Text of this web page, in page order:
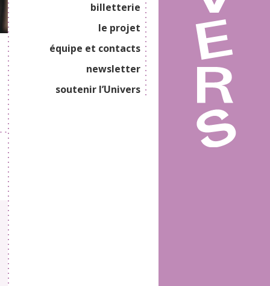
billetterie
le projet
équipe et contacts
newsletter
soutenir l’Univers